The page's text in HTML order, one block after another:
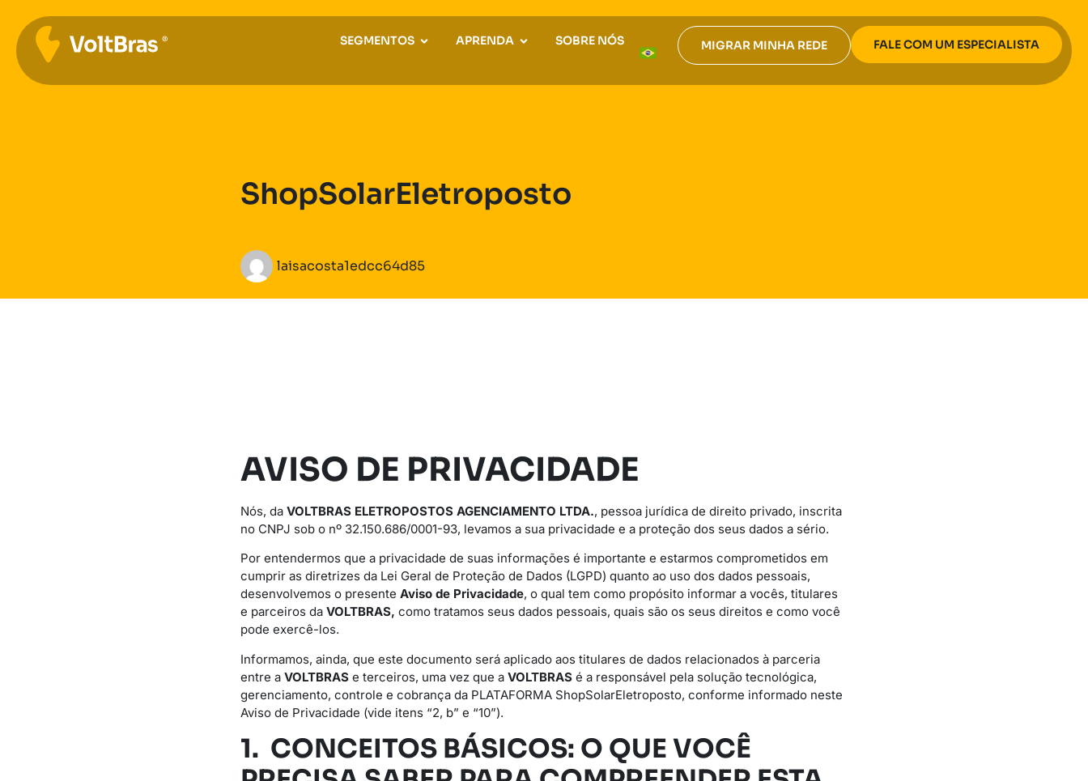
SEGMENTOS APRENDA SOBRE NÓS MIGRAR MINHA REDE FALE COM UM ESPECIALISTA
ShopSolarEletroposto
laisacosta1edcc64d85
AVISO DE PRIVACIDADE
Nós, da VOLTBRAS ELETROPOSTOS AGENCIAMENTO LTDA., pessoa jurídica de direito privado, inscrita
no CNPJ sob o nº 32.150.686/0001-93, levamos a sua privacidade e a proteção dos seus dados a sério.
Por entendermos que a privacidade de suas informações é importante e estarmos comprometidos em
cumprir as diretrizes da Lei Geral de Proteção de Dados (LGPD) quanto ao uso dos dados pessoais,
desenvolvemos o presente Aviso de Privacidade, o qual tem como propósito informar a vocês, titulares
e parceiros da VOLTBRAS, como tratamos seus dados pessoais, quais são os seus direitos e como você
pode exercê-los.
Informamos, ainda, que este documento será aplicado aos titulares de dados relacionados à parceria
entre a VOLTBRAS e terceiros, uma vez que a VOLTBRAS é a responsável pela solução tecnológica,
gerenciamento, controle e cobrança da PLATAFORMA ShopSolarEletroposto, conforme informado neste
Aviso de Privacidade (vide itens “2, b” e “10”).
1. CONCEITOS BÁSICOS: O QUE VOCÊ